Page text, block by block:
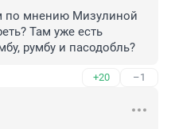
по мнению Мизулиной
Там уже есть
румбу и пасодобль?
+20 –1